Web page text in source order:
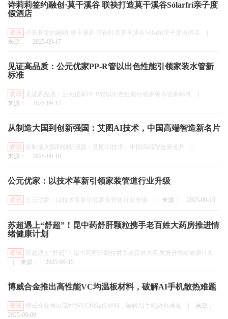
诗莉莉签约融创·莫干溪谷 联袂打造莫干溪谷Sólarfrí亲子度
假酒店
资讯 诗莉莉签约融创·莫干溪谷 联袂打造莫干溪谷Sólarfrí亲子度假酒店
来源：
2025-09-17
见证高品质：公元优家PP-R管以出色性能引领家装水管新
标准
资讯 见证高品质：公元优家PP-R管以出色性能引领家装水管新标准
来源：
2025-09-17
从制造大国到创新强国：艾图AI技术，中国高端智造新名片
资讯 从制造大国到创新强国：艾图AI技术，中国高端智造新名片
来源：
2025-09-16
公元优家：以技术革新引领家装管道行业升级
资讯 公元优家：以技术革新引领家装管道行业升级 来源： 2025-09-15
苏超遇上“舒超”！昆中药舒肝颗粒携手老百姓大药房推进情
绪健康计划
资讯 苏超遇上“舒超”！昆中药舒肝颗粒携手老百姓大药房推进情绪健康计划
来源： 2025-09-15
博威合金推出高性能VC均温板材料，破解AI手机散热难题
资讯 博威合金推出高性能VC均温板材料，破解AI手机散热难题
来源：
2025-09-09